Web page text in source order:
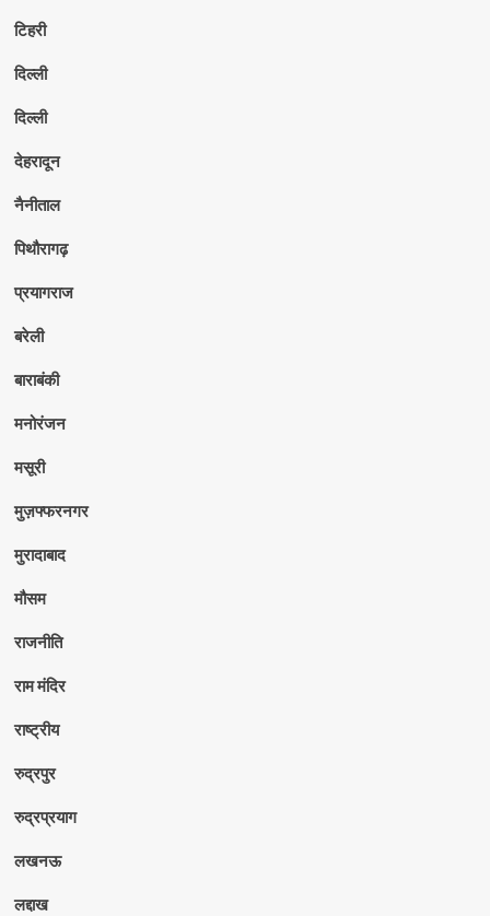
टिहरी
दिल्ली
दिल्ली
देहरादून
नैनीताल
पिथौरागढ़
प्रयागराज
बरेली
बाराबंकी
मनोरंजन
मसूरी
मुज़फ्फरनगर
मुरादाबाद
मौसम
राजनीति
राम मंदिर
राष्ट्रीय
रुद्रपुर
रुद्रप्रयाग
लखनऊ
लद्दाख